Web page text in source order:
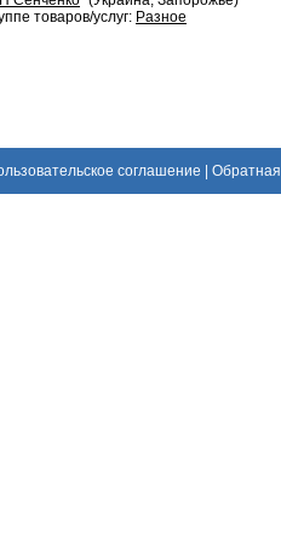
товаров/услуг: Разное
соглашение Обратная